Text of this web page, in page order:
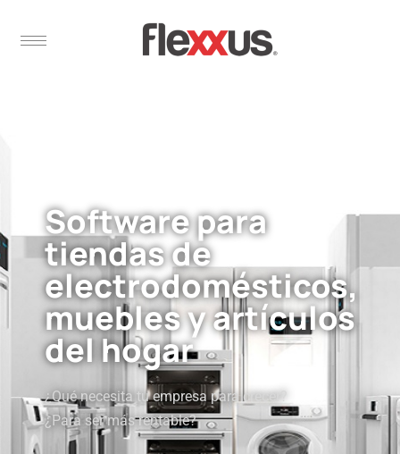
Software para
tiendas de
electrodomésticos,
muebles y artículos
del hogar
¿Qué necesita tu empresa para crecer?
¿Para ser más rentable?